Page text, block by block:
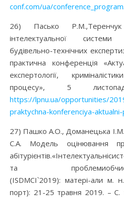
conf.com/ua/
26) Пасько
інтелектуальної
будівельно-технічних
практична конференція
експертології,
процесу», 5
https://lpnu.ua/opportunities/
praktychna-konferenciya-
27) Пашко А.О., Доманецька
С.А. Модель оцінювання
та
(ISDMCI`2019): матері-али м.
порт): 21-25 травня 2019. – С.